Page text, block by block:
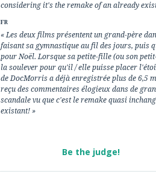
considering it's the remake of an already
FR
« Les deux films présentent un grand-père
faisant sa gymnastique au fil des jours, puis
pour Noël. Lorsque sa petite-fille (ou son
la soulever pour qu'il / elle puisse placer
de DocMorris a déjà enregistrée plus de 6,5
reçu des commentaires élogieux dans de
scandale vu que c'est le remake quasi
existant! »
Be the judge!